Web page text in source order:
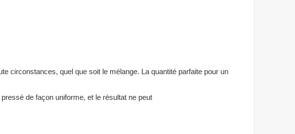
circonstances, quel que soit le mélange. La quantité parfaite pour un
de façon uniforme, et le résultat ne peut